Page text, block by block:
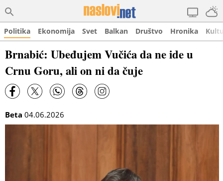
Politika Ekonomija Svet Balkan Društvo Hronika
Brnabić: Ubeđujem Vučića da ne ide u
Crnu Goru, ali on ni da čuje
Beta 04.06.2026